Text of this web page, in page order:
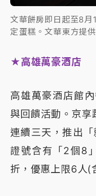
文華餅房即日起至8月
定蛋糕。文華東方提供
★高雄萬豪酒店
高雄萬豪酒店館
與回饋活動。京享
連續三天，推出
證號含有「2個8
折，優惠上限6人(